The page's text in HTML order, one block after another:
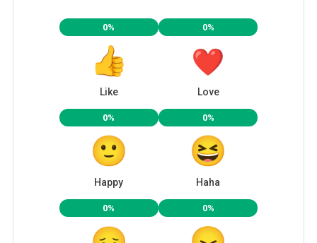
0%
Like
0%
Love
0%
Happy
0%
Haha
0% 0%